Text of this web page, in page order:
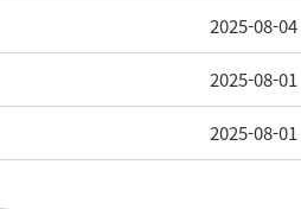
2025-08-04
2025-08-01
2025-08-01